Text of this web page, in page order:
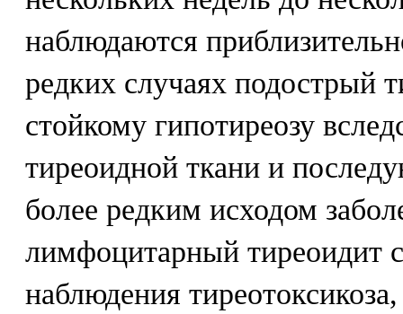
наблюдаются
редких случаях подострый
стойкому гипотиреозу
тиреоидной ткани и
более редким исходом
лимфоцитарный тиреоидит
наблюдения